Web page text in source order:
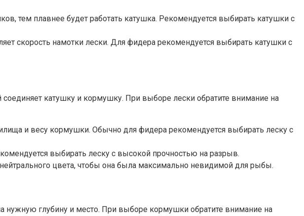
тем плавнее будет работать катушка. Рекомендуется выбирать катушки с
скорость намотки лески. Для фидера рекомендуется выбирать катушки с
катушку и кормушку. При выборе лески обратите внимание на
и весу кормушки. Обычно для фидера рекомендуется выбирать леску с
выбирать леску с высокой прочностью на разрыв.
цвета, чтобы она была максимально невидимой для рыбы.
нужную глубину и место. При выборе кормушки обратите внимание на